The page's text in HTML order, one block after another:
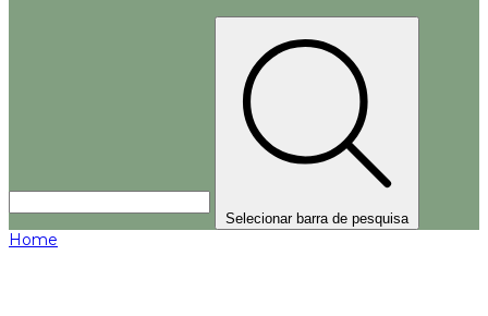
Selecionar barra de pesquisa
Home